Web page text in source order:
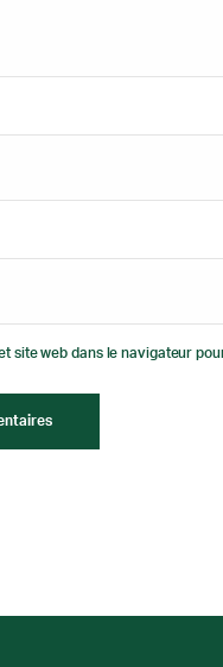
site web dans le navigateur